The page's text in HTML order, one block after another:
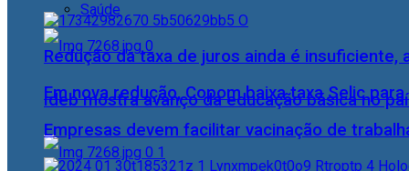
Saúde
Ideb mostra avanço da educação básica no
Redução da taxa de juros ainda é insuficiente,
Em nova redução, Copom baixa taxa Selic para
Empresas devem facilitar vacinação de